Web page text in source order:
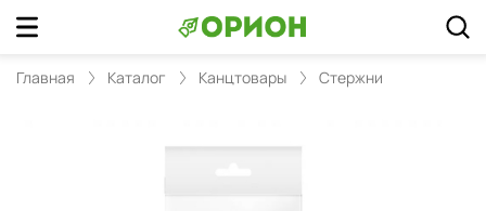
Главная Каталог Канцтовары Стержни